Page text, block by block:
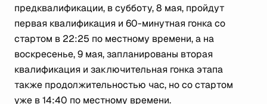
предквалификации, в субботу, 8 мая, пройдут
первая квалификация и 60-минутная гонка со
стартом в 22:25 по местному времени, а на
воскресенье, 9 мая, запланированы вторая
квалификация и заключительная гонка этапа
также продолжительностью час, но со стартом
уже в 14:40 по местному времени.